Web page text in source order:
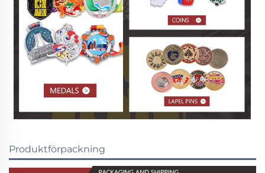
Produktförpackning